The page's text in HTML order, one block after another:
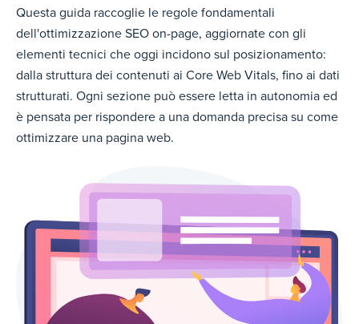
Questa guida raccoglie le regole fondamentali
dell'ottimizzazione SEO on-page, aggiornate con gli
elementi tecnici che oggi incidono sul posizionamento:
dalla struttura dei contenuti ai Core Web Vitals, fino ai dati
strutturati. Ogni sezione può essere letta in autonomia ed
è pensata per rispondere a una domanda precisa su come
ottimizzare una pagina web.